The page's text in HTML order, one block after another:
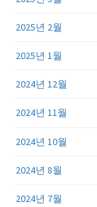
2025년 2월
2025년 1월
2024년 12월
2024년 11월
2024년 10월
2024년 8월
2024년 7월